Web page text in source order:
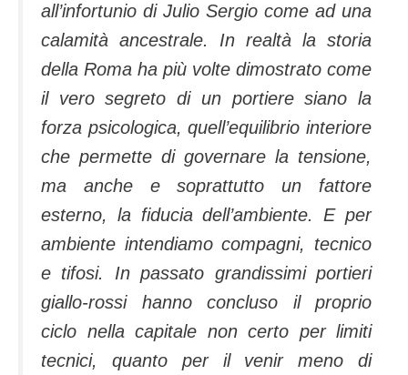
all’infortunio di Julio Sergio come ad una
calamità ancestrale. In realtà la storia
della Roma ha più volte dimostrato come
il vero segreto di un portiere siano la
forza psicologica, quell’equilibrio interiore
che permette di governare la tensione,
ma anche e soprattutto un fattore
esterno, la fiducia dell’ambiente. E per
ambiente intendiamo compagni, tecnico
e tifosi. In passato grandissimi portieri
giallo-rossi hanno concluso il proprio
ciclo nella capitale non certo per limiti
tecnici, quanto per il venir meno di